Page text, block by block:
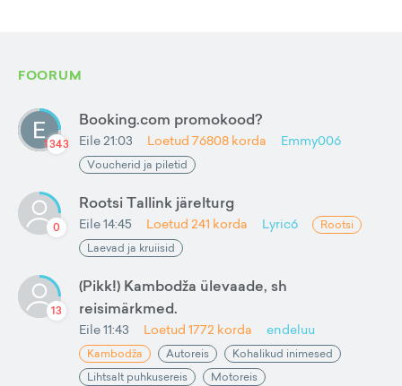
FOORUM
1343
Booking.com promokood?
Eile 21:03 Loetud 76808 korda Emmy006
Voucherid ja piletid
0
Rootsi Tallink järelturg
Eile 14:45 Loetud 241 korda Lyric6
Rootsi
Laevad ja kruiisid
13
(Pikk!) Kambodža ülevaade, sh
reisimärkmed.
Eile 11:43 Loetud 1772 korda endeluu
Kambodža Autoreis
Kohalikud inimesed
Lihtsalt puhkusereis
Motoreis